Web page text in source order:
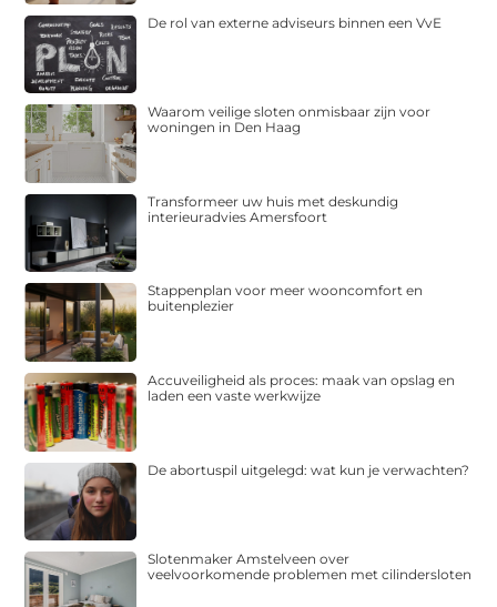
De rol van externe adviseurs binnen een VvE
Waarom veilige sloten onmisbaar zijn voor
woningen in Den Haag
Transformeer uw huis met deskundig
interieuradvies Amersfoort
Stappenplan voor meer wooncomfort en
buitenplezier
Accuveiligheid als proces: maak van opslag en
laden een vaste werkwijze
De abortuspil uitgelegd: wat kun je verwachten?
Slotenmaker Amstelveen over
veelvoorkomende problemen met cilindersloten